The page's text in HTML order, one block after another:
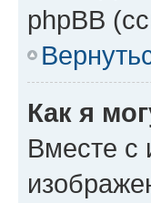
phpBB
Как я
Вместе с